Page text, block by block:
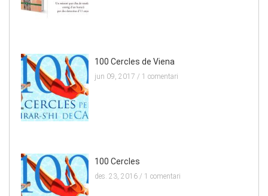
100 Cercles de Viena
jun 09, 2017 / 1 comentari
100 Cercles
des. 23, 2016 / 1 comentari